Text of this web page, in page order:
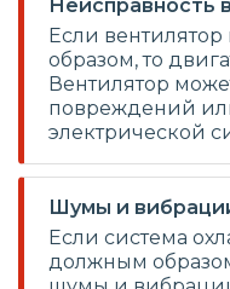
Неисправность
Если
образом, то
Вентилятор
повреждений
электрической
Шумы и
Если система
должным